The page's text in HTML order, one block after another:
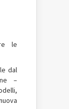
le
dal
–